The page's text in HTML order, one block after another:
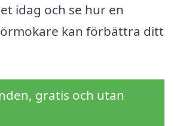
idag och se hur en
kan förbättra ditt
gratis och utan